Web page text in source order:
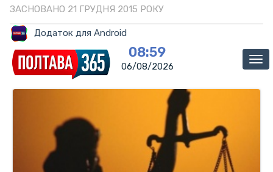
ЗАСНОВАНО 21 ГРУДНЯ 2015 РОКУ
Додаток для Android
08:59
06/08/2026